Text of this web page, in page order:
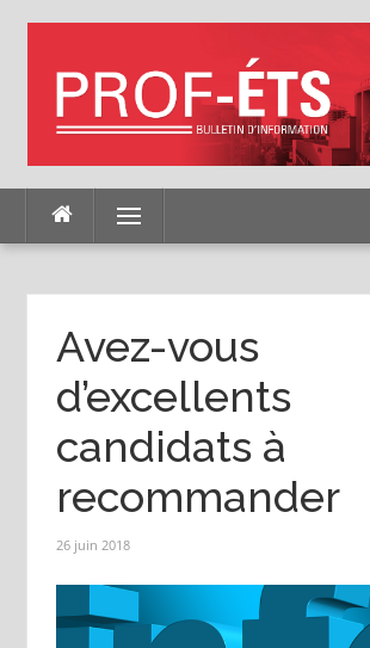
Menu
Avez-vous
d’excellents
candidats à
recommander
26 juin 2018